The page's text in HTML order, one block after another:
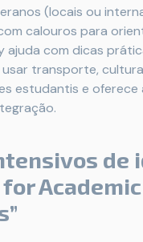
(locais ou
calouros para
ajuda com dicas
transporte,
estudantis e
de
Academic